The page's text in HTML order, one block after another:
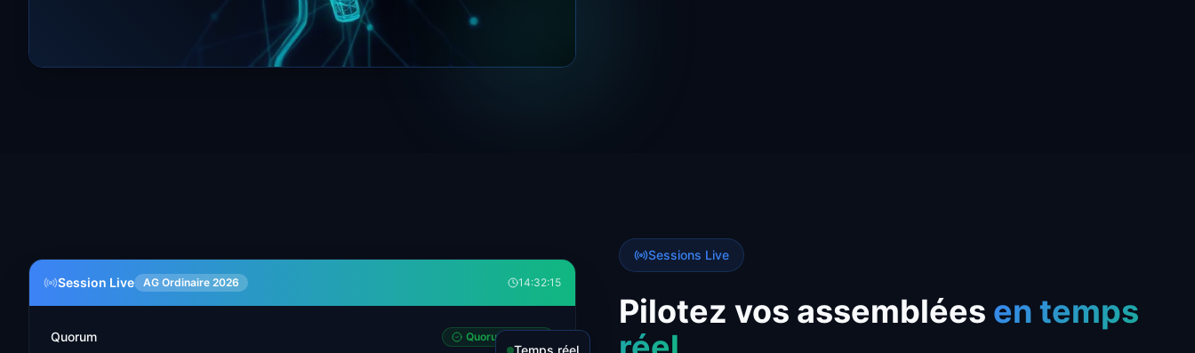
Session Live AG Ordinaire 2026 14:32:15
Quorum Quorum atteint
Sessions Live
Pilotez vos assemblées en temps